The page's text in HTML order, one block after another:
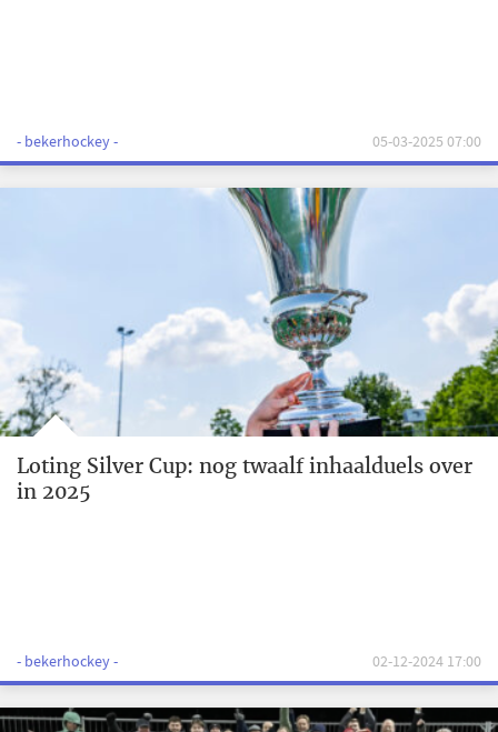
- bekerhockey - 05-03-2025 07:00
Loting Silver Cup: nog twaalf inhaalduels over
in 2025
- bekerhockey - 02-12-2024 17:00